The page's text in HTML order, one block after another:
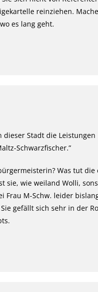
reinziehen.
es lang geht.
dieser Stadt die Leistungen
Schwarzfischer.”
Was tut die
sie, wie weiland Wolli,
Frau M-Schw. leider
gefällt sich sehr in der